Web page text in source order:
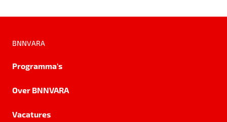
BNNVARA
Programma's
Over BNNVARA
Vacatures